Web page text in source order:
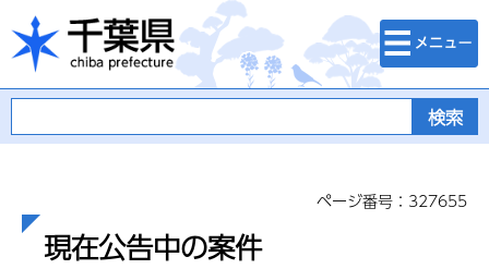
千葉県
検索・メニュ
ー
ページ番号：327655
現在公告中の案件